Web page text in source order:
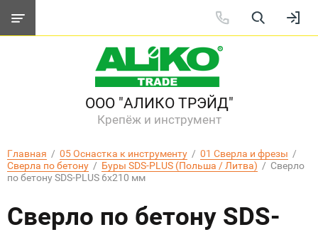
ООО "АЛИКО ТРЭЙД"
Крепёж и инструмент
Главная
  /
05 Оснастка к инструменту
  /
01 Сверла и фрезы
Сверла по бетону
  /
Буры SDS-PLUS (Польша / Литва)
  /  Сверло
по бетону SDS-PLUS 6х210 мм
Сверло по бетону SDS-